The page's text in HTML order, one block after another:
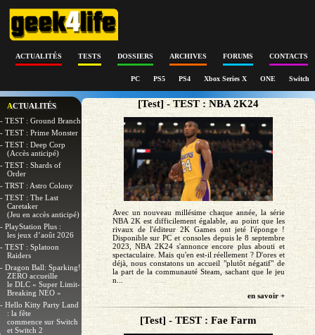
ACTUALITÉS TESTS DOSSIERS ARCHIVES FORUMS CONTACTS
PC PS5 PS4 Xbox Series X ONE Switch
ACTUALITÉS
- TEST : Ground Branch
- TEST : Prime Monster
- TEST : Deep Corp
(Accès anticipé)
- TEST : Shards of
Order
- TRST : Astro Colony
- TEST : The Last
Caretaker
(Jeu en accès anticipé)
- PlayStation Plus :
les jeux d’août 2026
- TEST : Splatoon
Raiders
- Dragon Ball: Sparking!
ZERO accueille
le DLC « Super Limit-
Breaking NEO »
- Hello Kitty Party Land
: la fête
commence sur Switch
et Switch 2
[Test] - TEST : NBA 2K24
Avec un nouveau millésime chaque année, la série
NBA 2K est difficilement égalable, au point que les
rivaux de l'éditeur 2K Games ont jeté l'éponge !
Disponible sur PC et consoles depuis le 8 septembre
2023, NBA 2K24 s'annonce encore plus abouti et
spectaculaire. Mais qu'en est-il réellement ? D'ores et
déjà, nous constatons un accueil "plutôt négatif" de
la part de la communauté Steam, sachant que le jeu
n...
en savoir +
[Test] - TEST : Fae Farm